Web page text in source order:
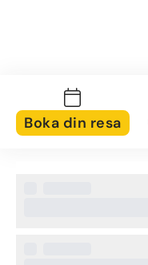
Boka din resa